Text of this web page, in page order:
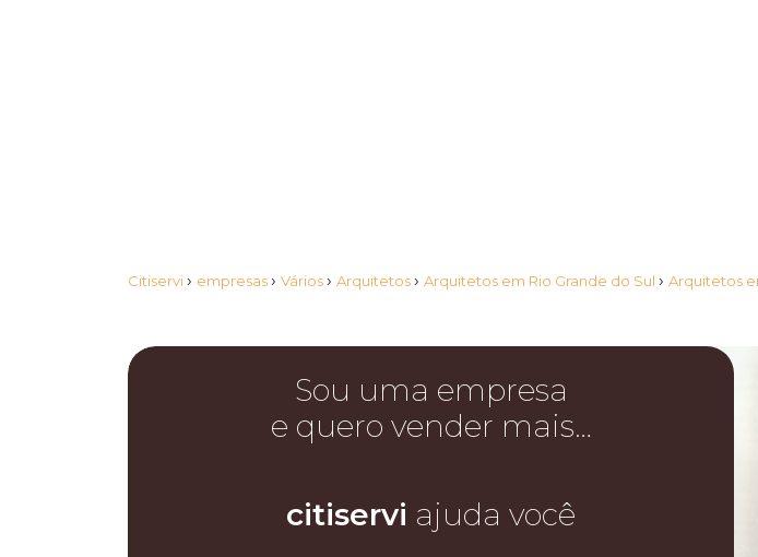
Citiservi › empresas › Vários › Arquitetos › Arquitetos em Rio Grande do Sul › Arquitetos
Sou uma empresa
e quero vender mais…
citiservi ajuda você